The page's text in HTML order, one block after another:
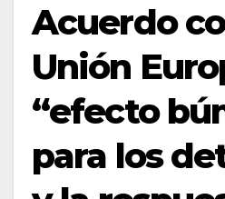
Acuerdo
Unión
“efecto
para los